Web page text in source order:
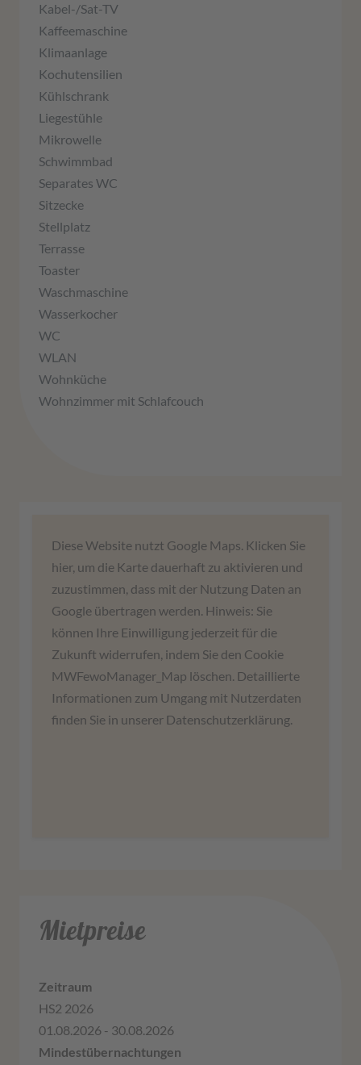
Kabel-/Sat-TV
Kaffeemaschine
Klimaanlage
Kochutensilien
Kühlschrank
Liegestühle
Mikrowelle
Schwimmbad
Separates WC
Sitzecke
Stellplatz
Terrasse
Toaster
Waschmaschine
Wasserkocher
WC
WLAN
Wohnküche
Wohnzimmer mit Schlafcouch
Wir benötigen Ihre Zustimmung,
um den Google Maps-Service zu
laden!
Wir verwenden einen Service eines
Drittanbieters, um Karteninhalte einzubetten.
Dieser Service kann Daten zu Ihren Aktivitäten
sammeln. Bitte lesen Sie die Details durch und
stimmen Sie der Nutzung des Service zu, um
Diese Website nutzt Google Maps. Klicken Sie
hier, um die Karte dauerhaft zu aktivieren und
zuzustimmen, dass mit der Nutzung Daten an
Google übertragen werden. Hinweis: Sie
können Ihre Einwilligung jederzeit für die
Zukunft widerrufen, indem Sie den Cookie
MWFewoManager_Map löschen. Detaillierte
Informationen zum Umgang mit Nutzerdaten
finden Sie in unserer Datenschutzerklärung.
Mietpreise
HS2 2026
01.08.2026 - 30.08.2026